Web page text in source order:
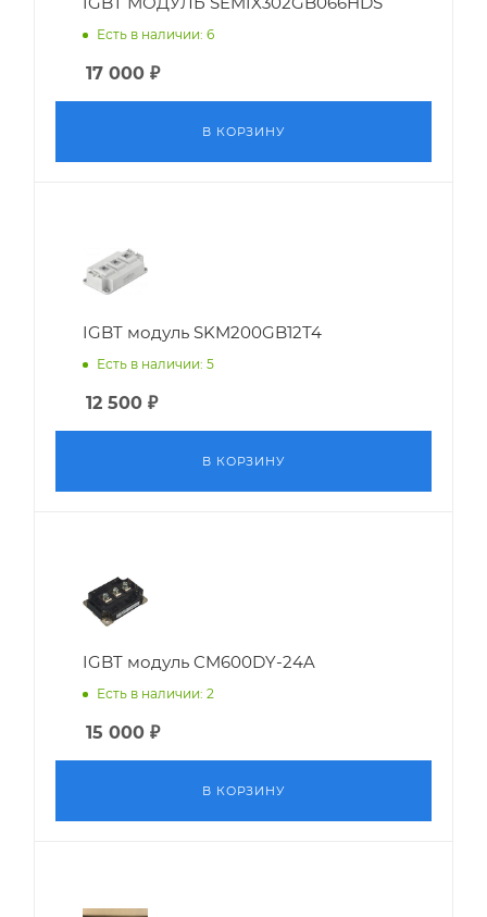
Есть в наличии: 6
17 000 ₽
В КОРЗИНУ
IGBT модуль SKM200GB12T4
Есть в наличии: 5
12 500 ₽
В КОРЗИНУ
IGBT модуль CM600DY-24A
Есть в наличии: 2
15 000 ₽
В КОРЗИНУ